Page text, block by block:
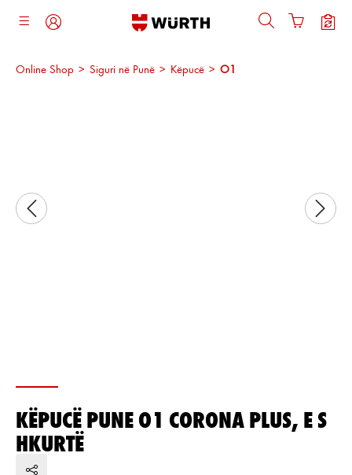
kryesore
Online Shop > Siguri në Punë > Këpucë > O1
KËPUCË PUNE O1 CORONA PLUS, E S
HKURTË